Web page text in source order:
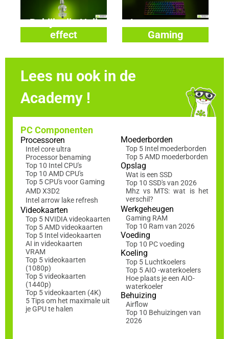
Bekijk alle Hall
effect
Lees meer over
Gaming
Lees nu ook in de
Academy !
PC Componenten
Processoren
Intel core ultra
Processor benaming
Top 10 Intel CPU's
Top 10 AMD CPU's
Top 5 CPU's voor Gaming
AMD X3D2
Intel arrow lake refresh
Videokaarten
Top 5 NVIDIA videokaarten
Top 5 AMD videokaarten
Top 5 Intel videokaarten
AI in videokaarten
VRAM
Top 5 videokaarten
(1080p)
Top 5 videokaarten
(1440p)
Top 5 videokaarten (4K)
5 Tips om het maximale uit
je GPU te halen
Moederborden
Top 5 Intel moederborden
Top 5 AMD moederborden
Opslag
Wat is een SSD
Top 10 SSD's van 2026
Mhz vs MTS: wat is het
verschil?
Werkgeheugen
Gaming RAM
Top 10 Ram van 2026
Voeding
Top 10 PC voeding
Koeling
Top 5 Luchtkoelers
Top 5 AIO -waterkoelers
Hoe plaats je een AIO-
waterkoeler
Behuizing
Airflow
Top 10 Behuizingen van
2026